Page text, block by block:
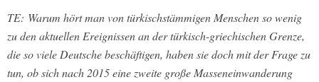
TE: Warum hört man von türkischstämmigen Menschen so wenig
zu den aktuellen Ereignissen an der türkisch-griechischen Grenze,
die so viele Deutsche beschäftigen, haben sie doch mit der Frage zu
tun, ob sich nach 2015 eine zweite große Masseneinwanderung